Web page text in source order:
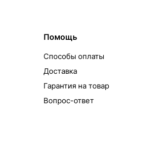
Помощь
Способы оплаты
Доставка
Гарантия на товар
Вопрос-ответ